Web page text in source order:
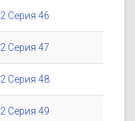
Серия 46
Серия 47
Серия 48
Серия 49